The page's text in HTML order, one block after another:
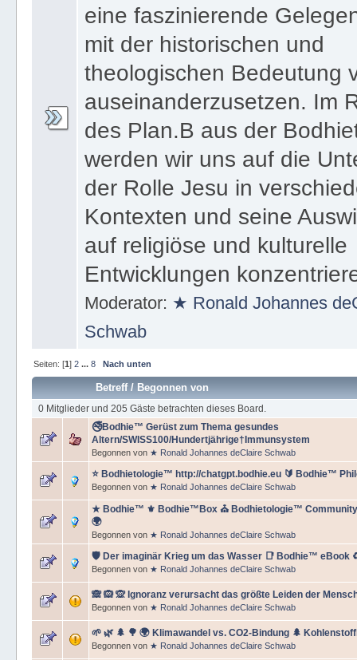
eine faszinierende
mit der historischen und
theologischen Bedeutung
auseinanderzusetzen. Im
des Plan.B aus der
werden wir uns auf die
der Rolle Jesu in
Kontexten und seine
auf religiöse und kulturelle
Entwicklungen
Moderator: ★ Ronald Johannes
Schwab
Seiten: [1] 2 ... 8 Nach unten
Betreff/ Begonnen von
0 Mitglieder und 205 Gäste betrachten dieses Board.
🚭Bodhie™ Gerüst zum Thema gesundes
Altern/SWISS100/Hundertjährige†Immunsystem
Begonnen von ★ Ronald Johannes deClaire Schwab
⭐️ Bodhietologie™ http://chatgpt.bodhie.eu 🔰 Bodhie™
Begonnen von ★ Ronald Johannes deClaire Schwab
★ Bodhie™ ⚜ Bodhie™Box ⛪ Bodhietologie™
🌍
Begonnen von ★ Ronald Johannes deClaire Schwab
🛡️ Der imaginär Krieg um das Wasser 📑 Bodhie™ eBook
Begonnen von ★ Ronald Johannes deClaire Schwab
🙈 🙉 🙊 Ignoranz verursacht das größte Leiden der
Begonnen von ★ Ronald Johannes deClaire Schwab
🌱 🌿 🌲 🌳 🌍 Klimawandel vs. CO2-Bindung 🌲
Begonnen von ★ Ronald Johannes deClaire Schwab